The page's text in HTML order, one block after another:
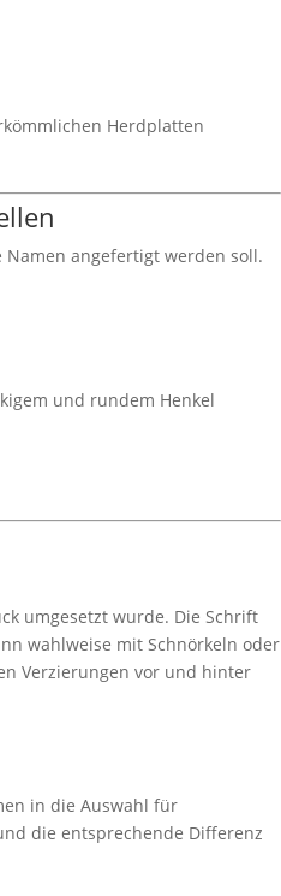
Herdplatten
angefertigt werden soll.
und rundem Henkel
umgesetzt wurde. Die Schrift
wahlweise mit Schnörkeln oder
Verzierungen vor und hinter
in die Auswahl für
die entsprechende Differenz